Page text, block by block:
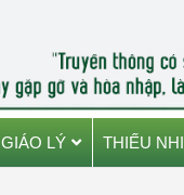
GIÁO LÝ THIẾU NHI